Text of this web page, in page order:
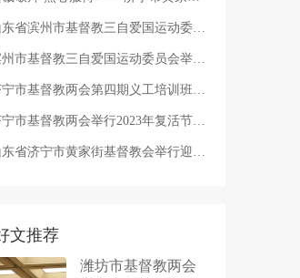
省滨州市基督教三自爱国运动委员会召开第四届五次全委会议
市基督教三自爱国运动委员会举办学习贯彻党的二十大精神培训班
市基督教两会第四期义工培训班参访临沂市基督教两会
市基督教两会举行2023年复活节圣乐崇拜
省济宁市黄家街基督教会举行迎新春书画交流活动
文推荐
潍坊市基督教两会